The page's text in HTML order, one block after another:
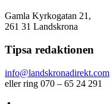
Gamla Kyrkogatan 21,
261 31 Landskrona
Tipsa redaktionen
info@landskronadirekt.com
eller ring 070 – 65 24 291